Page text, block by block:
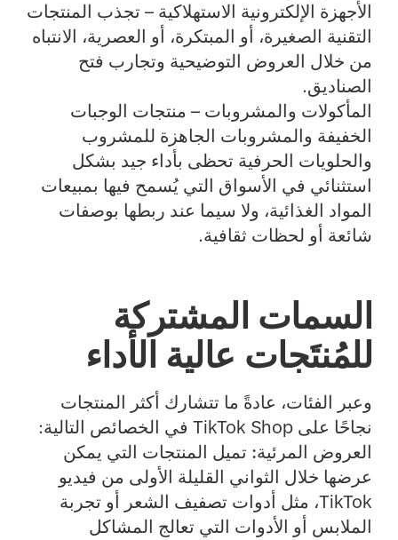
الأجهزة الإلكترونية الاستهلاكية – تجذب المنتجات
التقنية الصغيرة، أو المبتكرة، أو العصرية، الانتباه
من خلال العروض التوضيحية وتجارب فتح
الصناديق.
المأكولات والمشروبات – منتجات الوجبات
الخفيفة والمشروبات الجاهزة للمشروب
والحلويات الحرفية تحظى بأداء جيد بشكل
استثنائي في الأسواق التي يُسمح فيها بمبيعات
المواد الغذائية، ولا سيما عند ربطها بوصفات
شائعة أو لحظات ثقافية.
السمات المشتركة
للمُنتَجات عالية الأداء
وعبر الفئات، عادةً ما تتشارك أكثر المنتجات
نجاحًا على TikTok Shop في الخصائص التالية:
العروض المرئية: تميل المنتجات التي يمكن
عرضها خلال الثواني القليلة الأولى من فيديو
TikTok، مثل أدوات تصفيف الشعر أو تجربة
الملابس أو الأدوات التي تعالج المشاكل